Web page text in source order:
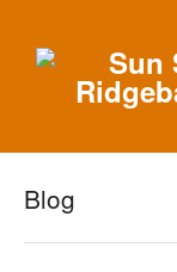
Blog